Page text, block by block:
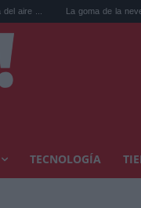
La goma de la nevera: el
TECNOLOGÍA